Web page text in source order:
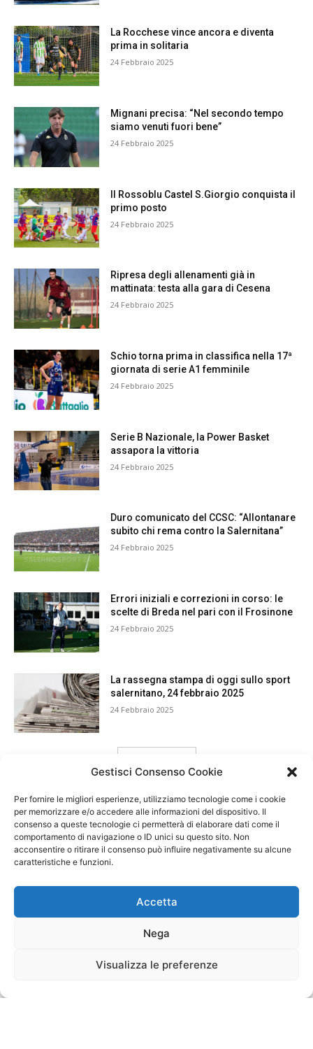
Gestisci Consenso Cookie
Per fornire le migliori esperienze, utilizziamo tecnologie come i cookie
per memorizzare e/o accedere alle informazioni del dispositivo. Il
consenso a queste tecnologie ci permetterà di elaborare dati come il
comportamento di navigazione o ID unici su questo sito. Non
acconsentire o ritirare il consenso può influire negativamente su alcune
caratteristiche e funzioni.
Accetta
Nega
Visualizza le preferenze
La Rocchese vince ancora e diventa
prima in solitaria
24 Febbraio 2025
Mignani precisa: “Nel secondo tempo
siamo venuti fuori bene”
24 Febbraio 2025
Il Rossoblu Castel S.Giorgio conquista il
primo posto
24 Febbraio 2025
Ripresa degli allenamenti già in
mattinata: testa alla gara di Cesena
24 Febbraio 2025
Schio torna prima in classifica nella 17ª
giornata di serie A1 femminile
24 Febbraio 2025
Serie B Nazionale, la Power Basket
assapora la vittoria
24 Febbraio 2025
Duro comunicato del CCSC: “Allontanare
subito chi rema contro la Salernitana”
24 Febbraio 2025
Errori iniziali e correzioni in corso: le
scelte di Breda nel pari con il Frosinone
24 Febbraio 2025
La rassegna stampa di oggi sullo sport
salernitano, 24 febbraio 2025
24 Febbraio 2025